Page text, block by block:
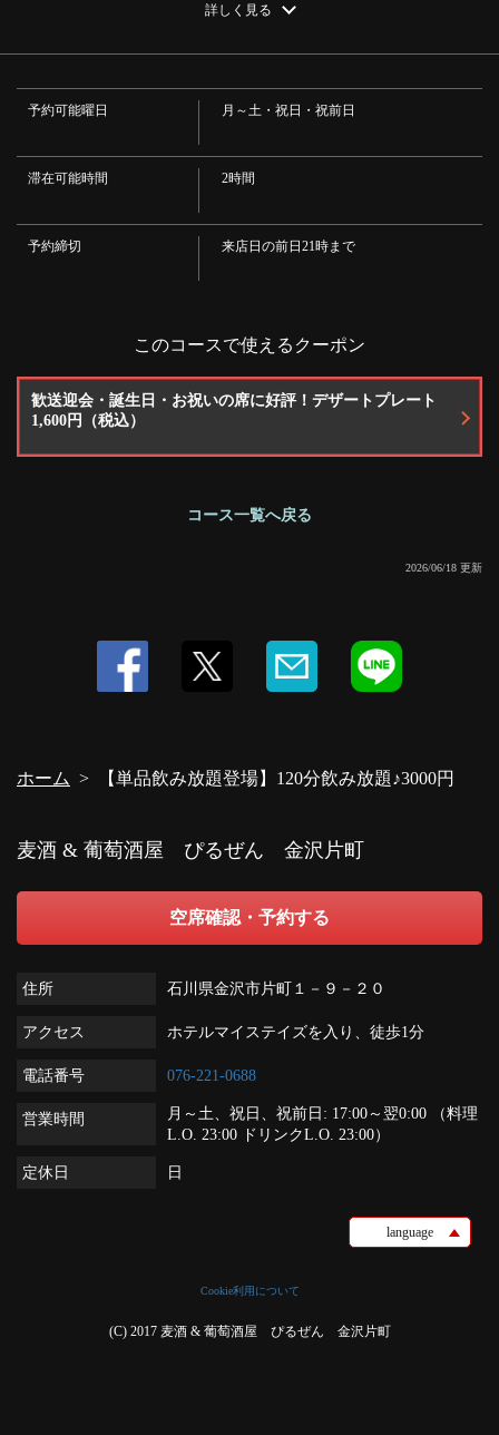
・ワイン
・梅酒(ロック/ソーダ割り)
・カシスオレンジ/カシスウーロン/カシスソーダ/キティ/カリモーチョ/シャ
ンディガフ/パナシェ/ショーレ
・芋・麦（ロック/水割り/お湯割り）
・日本酒
・日本酒(冷/燗)
・コーラ/ジンジャエール/オレンジジュース/ウーロン茶/レモンスカッシュ/
カルピス/カルピスソーダ
・＋3000円で【スペシャルプレミアム飲み放題に】
・【ビール】ピルスナーウルケル/ハイネケンエクストラコールド/ヴェルデ
ンブルガー樽生/ギネス/コロナ
詳しく見る
予約可能曜日 月～土・祝日・祝前日
滞在可能時間 2時間
予約締切 来店日の前日21時まで
このコースで使えるクーポン
歓送迎会・誕生日・お祝いの席に好評！デザートプレート
1,600円（税込）
コース一覧へ戻る
2026/06/18 更新
ホーム 【単品飲み放題登場】120分飲み放題♪3000円
【単品飲み放題登場】120分飲み放題♪3000円 | 麦酒 & 葡萄
酒屋 ぴるぜん 金沢片町
お店情報をコピー
閉じる
麦酒 & 葡萄酒屋 ぴるぜん 金沢片町
空席確認・予約する
住所 石川県金沢市片町１－９－２０
アクセス ホテルマイステイズを入り、徒歩1分
電話番号 076-221-0688
営業時間
月～土、祝日、祝前日: 17:00～翌0:00 （料理
L.O. 23:00 ドリンクL.O. 23:00）
定休日 日
language
Cookie利用について
(C) 2017 麦酒 & 葡萄酒屋 ぴるぜん 金沢片町